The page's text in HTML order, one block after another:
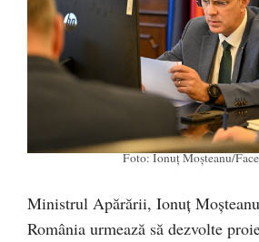
Foto: Ionuț Moșteanu/
Ministrul Apărării, Ionuț
România urmează să dezvolte